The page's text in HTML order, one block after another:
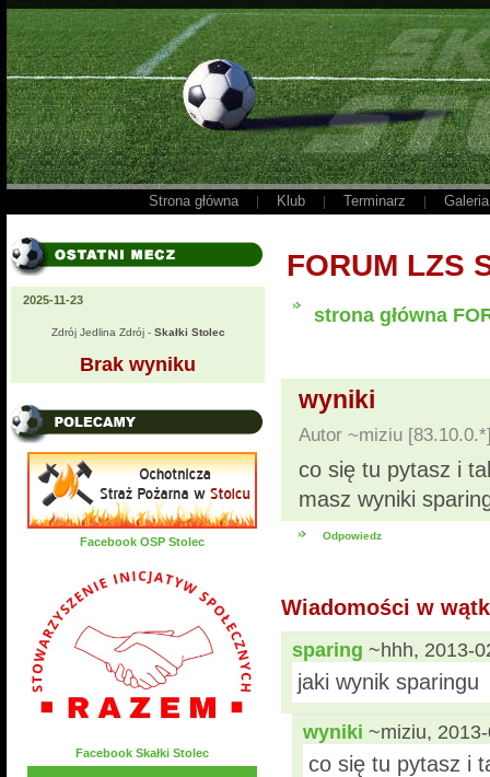
Strona główna Klub Terminarz Galeria
2025-11-23
Zdrój Jedlina Zdrój - Skałki Stolec
Brak wyniku
Facebook OSP Stolec
Facebook Skałki Stolec
FORUM LZS
strona główna
wyniki
Autor ~miziu
co się tu pytasz i
masz wyniki
Odpowiedz
Wiadomości w
sparing ~hhh, 2013-
jaki wynik sparingu
wyniki ~miziu,
co się tu pytasz i